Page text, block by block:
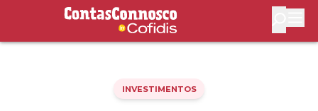
Contas Connosco by Cofidis
INVESTIMENTOS